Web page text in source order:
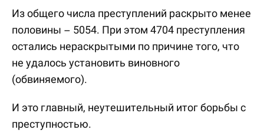
Из общего числа преступлений раскрыто менее
половины – 5054. При этом 4704 преступления
остались нераскрытыми по причине того, что
не удалось установить виновного
(обвиняемого).
И это главный, неутешительный итог борьбы с
преступностью.